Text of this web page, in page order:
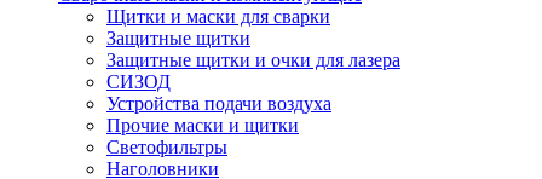
Щитки и маски для сварки
Защитные щитки
Защитные щитки и очки для лазера
СИЗОД
Устройства подачи воздуха
Прочие маски и щитки
Светофильтры
Наголовники